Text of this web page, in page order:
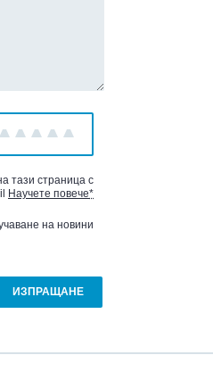
5
4
3
2
1
тази страница с
Научете повече*
на новини